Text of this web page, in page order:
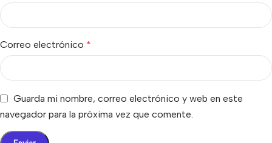
Correo electrónico *
Guarda mi nombre, correo electrónico y web en este
navegador para la próxima vez que comente.